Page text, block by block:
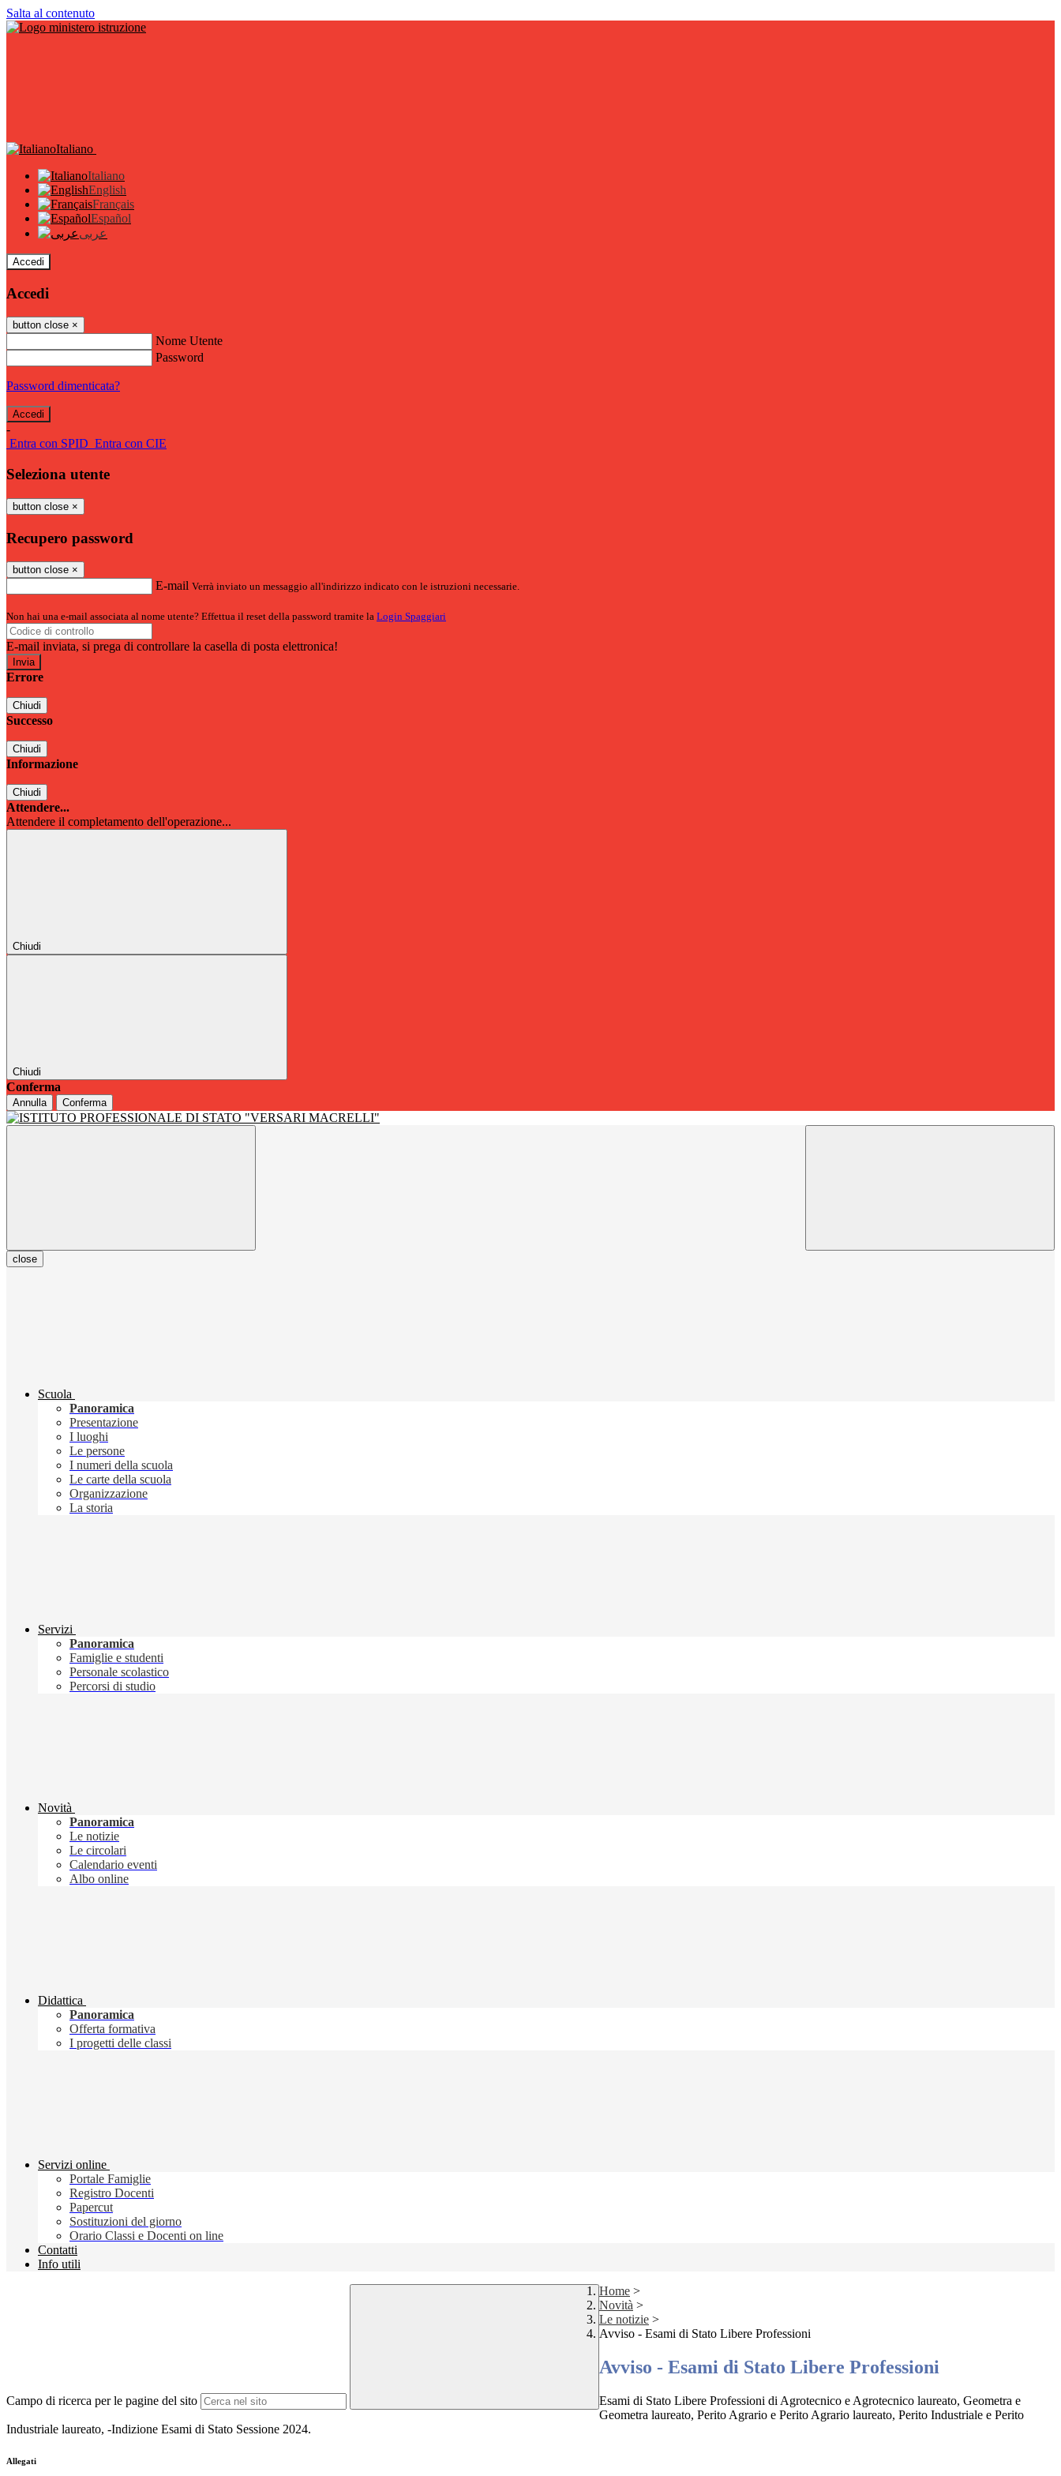
Salta al contenuto
Italiano
Italiano
English
Français
Español
عربى
Accedi
Accedi
button close ×
Nome Utente
Password
Password dimenticata?
-
Entra con SPID Entra con CIE
Seleziona utente
button close ×
Recupero password
button close ×
E-mail Verrà inviato un messaggio all'indirizzo indicato con le istruzioni necessarie.
Non hai una e-mail associata al nome utente? Effettua il reset della password tramite la Login Spaggiari
E-mail inviata, si prega di controllare la casella di posta elettronica!
Errore
Chiudi
Successo
Chiudi
Informazione
Chiudi
Attendere...
Attendere il completamento dell'operazione...
Chiudi
Chiudi
Conferma
Annulla Conferma
close
Scuola
Panoramica
Presentazione
I luoghi
Le persone
I numeri della scuola
Le carte della scuola
Organizzazione
La storia
Servizi
Panoramica
Famiglie e studenti
Personale scolastico
Percorsi di studio
Novità
Panoramica
Le notizie
Le circolari
Calendario eventi
Albo online
Didattica
Panoramica
Offerta formativa
I progetti delle classi
Servizi online
Portale Famiglie
Registro Docenti
Papercut
Sostituzioni del giorno
Orario Classi e Docenti on line
Contatti
Info utili
Campo di ricerca per le pagine del sito
Home >
Novità >
Le notizie >
Avviso - Esami di Stato Libere Professioni
Avviso - Esami di Stato Libere Professioni
Esami di Stato Libere Professioni di Agrotecnico e Agrotecnico laureato, Geometra e
Geometra laureato, Perito Agrario e Perito Agrario laureato, Perito Industriale e Perito
Industriale laureato, -Indizione Esami di Stato Sessione 2024.
Allegati